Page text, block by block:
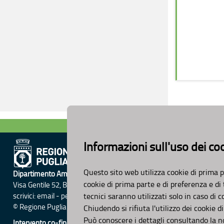
Informazioni sull'uso dei
Questo sito web utilizza cookie di prima
cookie di prima parte e di preferenza e
tecnici saranno utilizzati solo in caso di
Chiudendo si rifiuta l'utilizzo dei cookie
Può conoscere i dettagli consultando la
Dipartimento Ambiente, Paesaggio e Qualità Urbana
Visa Gentile 52, Bari
scrivici:email- pec
© Regione Puglia